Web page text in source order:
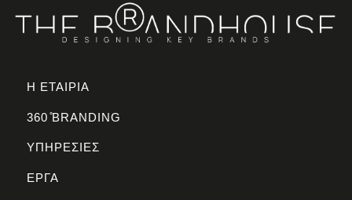
Η ΕΤΑΙΡΙΑ
360 ̊BRANDING
ΥΠΗΡΕΣΙΕΣ
ΕΡΓΑ